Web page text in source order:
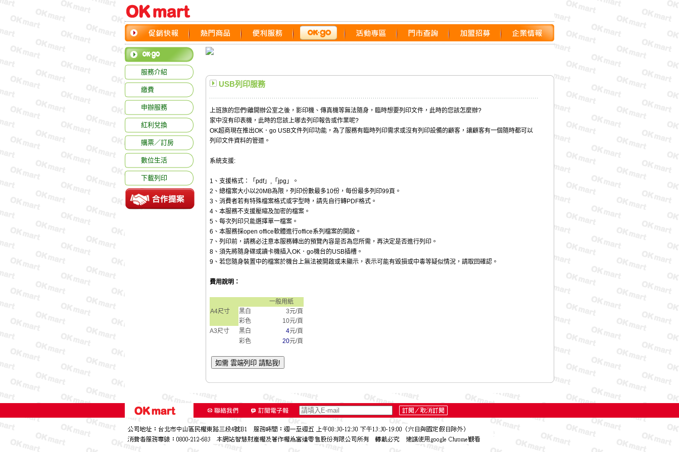
服務介紹
繳費
申辦服務
紅利兌換
購票／訂房
數位生活
下載列印
USB列印服務
上班族的您們!離開辦公室之後，影印機、傳真機等無法隨身，臨時想要列印文件，此時的您該怎麼辦?
家中沒有印表機，此時的您該上哪去列印報告或作業呢?
OK超商現在推出OK．go USB文件列印功能，為了服務有臨時列印需求或沒有列印設備的顧客，讓顧客有一個隨時都可以
列印文件資料的管道。
系統支援:
1、支援格式：「pdf」,「jpg」。
2、總檔案大小以20MB為限，列印份數最多10份，每份最多列印99頁。
3、消費者若有特殊檔案格式或字型時，請先自行轉PDF格式。
4、本服務不支援壓縮及加密的檔案。
5、每次列印只能選擇單一檔案。
6、本服務採open office軟體進行office系列檔案的開啟。
7、列印前，請務必注意本服務轉出的預覽內容是否為您所需，再決定是否進行列印。
8、須先將隨身碟或讀卡機插入OK．go機台的USB插槽。
9、若您隨身裝置中的檔案於機台上無法被開啟或未顯示，表示可能有毀損或中毒等疑似情況，請取回確認。
費用說明：
一般用紙
A4尺寸
黑白
3元/頁
彩色
10元/頁
A3尺寸
黑白 4元/頁
彩色
20元/頁